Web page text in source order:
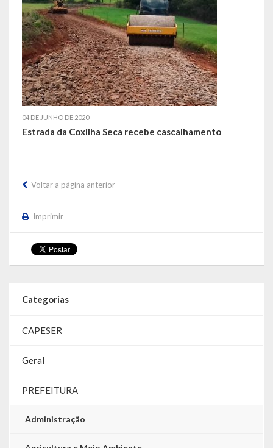
04 DE JUNHO DE 2020
Estrada da Coxilha Seca recebe cascalhamento
Voltar a página anterior
Imprimir
Categorias
CAPESER
Geral
PREFEITURA
Administração